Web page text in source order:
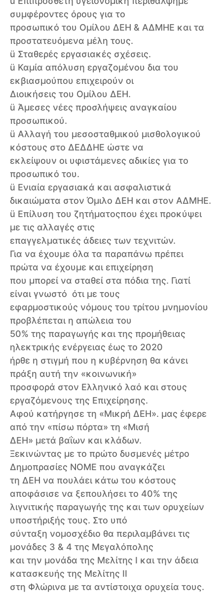
συμφέροντες όρους για το
προσωπικό του Ομίλου ΔΕΗ & ΑΔΜΗΕ και τα
προστατευόμενα μέλη τους.
ü Σταθερές εργασιακές σχέσεις.
ü Καμία απόλυση εργαζομένου δια του
εκβιασμούπου επιχειρούν οι
Διοικήσεις του Ομίλου ΔΕΗ.
ü Άμεσες νέες προσλήψεις αναγκαίου
προσωπικού.
ü Αλλαγή του μεσοσταθμικού μισθολογικού
κόστους στο ΔΕΔΔΗΕ ώστε να
εκλείψουν οι υφιστάμενες αδικίες για το
προσωπικό του.
ü Ενιαία εργασιακά και ασφαλιστικά
δικαιώματα στον Όμιλο ΔΕΗ και στον ΑΔΜΗΕ.
ü Επίλυση του ζητήματοςπου έχει προκύψει
με τις αλλαγές στις
επαγγελματικές άδειες των τεχνιτών.
Για να έχουμε όλα τα παραπάνω πρέπει
πρώτα να έχουμε και επιχείρηση
που μπορεί να σταθεί στα πόδια της. Γιατί
είναι γνωστό ότι με τους
εφαρμοστικούς νόμους του τρίτου μνημονίου
προβλέπεται η απώλεια του
50% της παραγωγής και της προμήθειας
ηλεκτρικής ενέργειας έως το 2020
ήρθε η στιγμή που η κυβέρνηση θα κάνει
πράξη αυτή την «κοινωνική»
προσφορά στον Ελληνικό λαό και στους
εργαζόμενους της Επιχείρησης.
Αφού κατήργησε τη «Μικρή ΔΕΗ». μας έφερε
από την «πίσω πόρτα» τη «Μισή
ΔΕΗ» μετά βαΐων και κλάδων.
Ξεκινώντας με το πρώτο δυσμενές μέτρο
Δημοπρασίες ΝΟΜΕ που αναγκάζει
τη ΔΕΗ να πουλάει κάτω του κόστους
αποφάσισε να ξεπουλήσει το 40% της
λιγνιτικής παραγωγής της και των ορυχείων
υποστήριξής τους. Στο υπό
σύνταξη νομοσχέδιο θα περιλαμβάνει τις
μονάδες 3 & 4 της Μεγαλόπολης
και την μονάδα της Μελίτης I και την άδεια
κατασκευής της Μελίτης II
στη Φλώρινα με τα αντίστοιχα ορυχεία τους.